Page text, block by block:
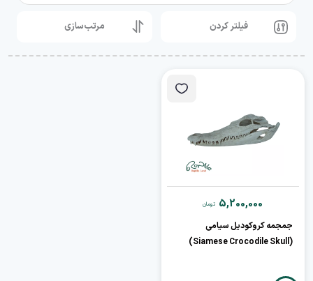
فیلتر کردن مرتب‌سازی
5,200,000 تومان
جمجمه کروکودیل سیامی
(Siamese Crocodile Skull)